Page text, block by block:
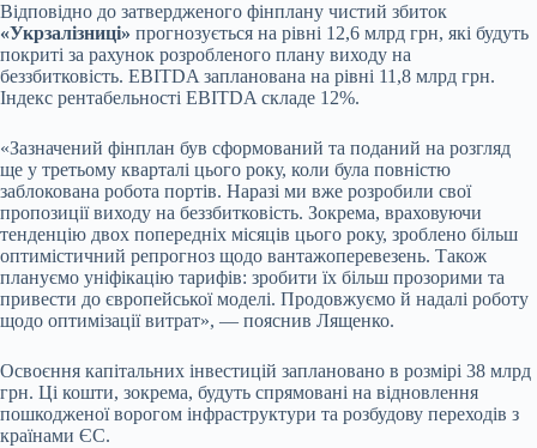
Відповідно до затвердженого фінплану чистий збиток
«Укрзалізниці» прогнозується на рівні 12,6 млрд грн, які будуть
покриті за рахунок розробленого плану виходу на
беззбитковість. EBITDA запланована на рівні 11,8 млрд грн.
Індекс рентабельності EBITDA складе 12%.
«Зазначений фінплан був сформований та поданий на розгляд
ще у третьому кварталі цього року, коли була повністю
заблокована робота портів. Наразі ми вже розробили свої
пропозиції виходу на беззбитковість. Зокрема, враховуючи
тенденцію двох попередніх місяців цього року, зроблено більш
оптимістичний репрогноз щодо вантажоперевезень. Також
плануємо уніфікацію тарифів: зробити їх більш прозорими та
привести до європейської моделі. Продовжуємо й надалі роботу
щодо оптимізації витрат», — пояснив Лященко.
Освоєння капітальних інвестицій заплановано в розмірі 38 млрд
грн. Ці кошти, зокрема, будуть спрямовані на відновлення
пошкодженої ворогом інфраструктури та розбудову переходів з
країнами ЄС.